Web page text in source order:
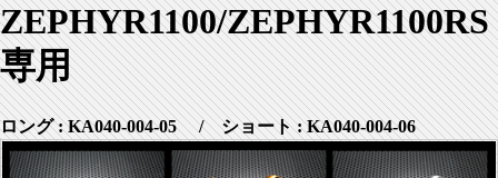
ZEPHYR1100/ZEPHYR1100RS
専用
ロング : KA040-004-05 / ショート : KA040-004-06